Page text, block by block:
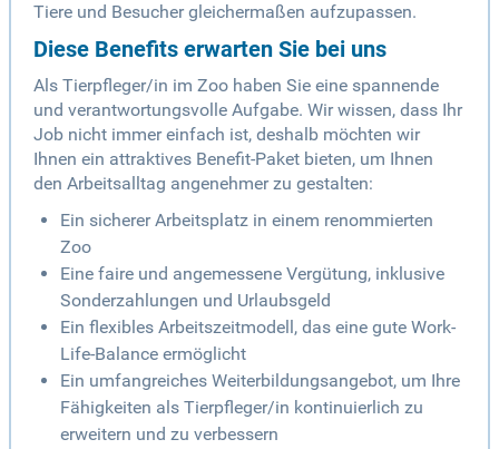
Tiere und Besucher gleichermaßen aufzupassen.
Diese Benefits erwarten Sie bei uns
Als Tierpfleger/in im Zoo haben Sie eine spannende
und verantwortungsvolle Aufgabe. Wir wissen, dass Ihr
Job nicht immer einfach ist, deshalb möchten wir
Ihnen ein attraktives Benefit-Paket bieten, um Ihnen
den Arbeitsalltag angenehmer zu gestalten:
Ein sicherer Arbeitsplatz in einem renommierten
Zoo
Eine faire und angemessene Vergütung, inklusive
Sonderzahlungen und Urlaubsgeld
Ein flexibles Arbeitszeitmodell, das eine gute Work-
Life-Balance ermöglicht
Ein umfangreiches Weiterbildungsangebot, um Ihre
Fähigkeiten als Tierpfleger/in kontinuierlich zu
erweitern und zu verbessern